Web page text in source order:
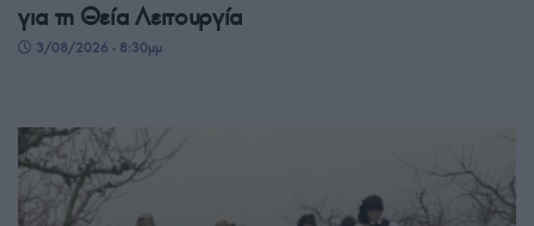
για τη Θεία Λειτουργία
3/08/2026 - 8:30μμ